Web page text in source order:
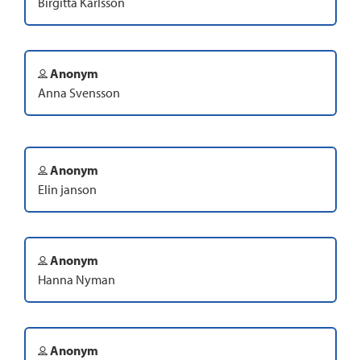
Anonym
Anna Svensson
Anonym
Elin janson
Anonym
Hanna Nyman
Anonym